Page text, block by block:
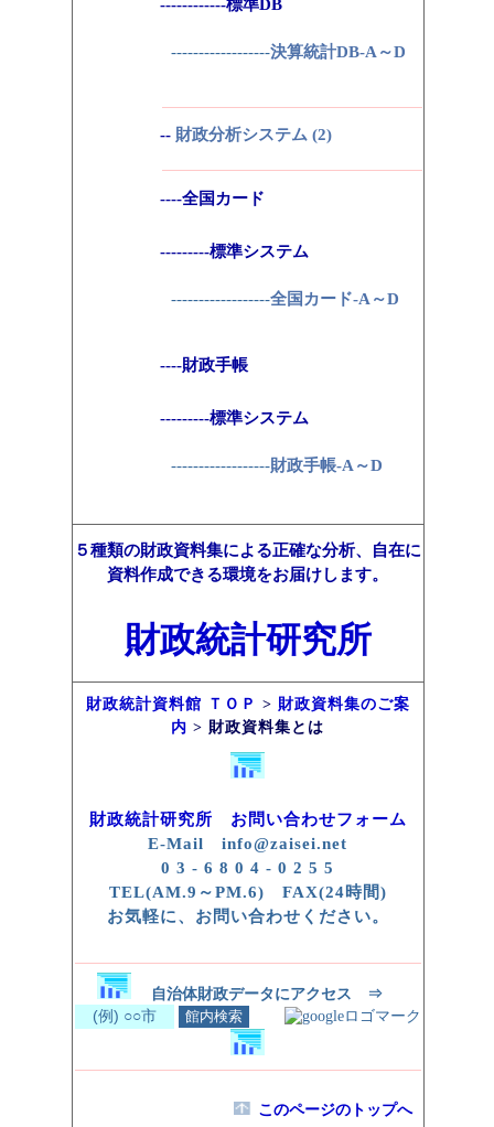
------------標準DB
------------------決算統計DB-A～D
-- 財政分析システム (2)
----全国カード
---------標準システム
------------------全国カード-A～D
----財政手帳
---------標準システム
------------------財政手帳-A～D
５種類の財政資料集による正確な分析、自在に
資料作成できる環境をお届けします。
財政統計研究所
財政統計資料館 ＴＯＰ > 財政資料集のご案
内 > 財政資料集とは
財政統計研究所 お問い合わせフォーム
E-Mail info@zaisei.net
0 3 - 6 8 0 4 - 0 2 5 5
TEL(AM.9～PM.6) FAX(24時間)
お気軽に、お問い合わせください。
自治体財政データにアクセス ⇒
このページのトップへ